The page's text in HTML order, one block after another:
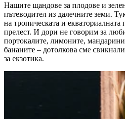
Нашите щандове за плодове и
пътеводител из далечните земи.
на тропическата и
прелест. И дори не говорим за
портокалите, лимоните,
бананите – дотолкова сме
за екзотика.